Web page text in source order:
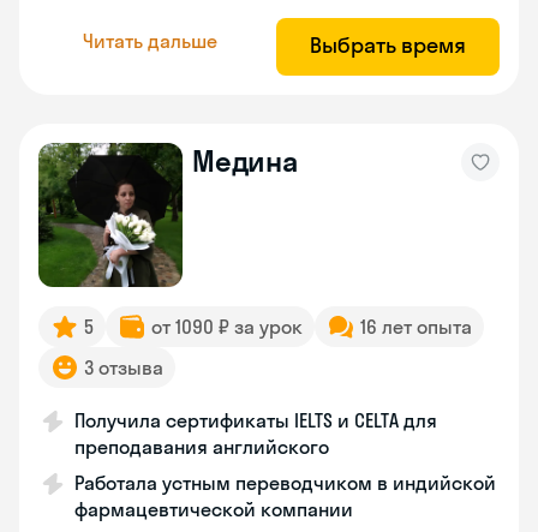
Читать дальше Выбрать время
Медина
5 от 1090 ₽ за урок
16 лет опыта
3 отзыва
Получила сертификаты IELTS и CELTA для
преподавания английского
Работала устным переводчиком в индийской
фармацевтической компании